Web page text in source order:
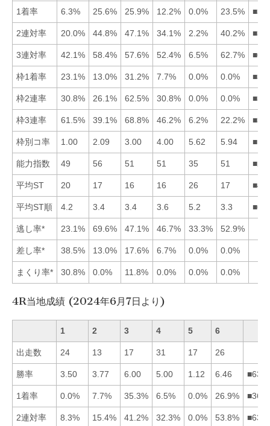
1着率 6.3% 25.6% 25.9% 12.2% 0.0% 23.5%
2連対率 20.0% 44.8% 47.1% 34.1% 2.2% 40.2%
3連対率 42.1% 58.4% 57.6% 52.4% 6.5% 62.7%
枠1着率 23.1% 13.0% 31.2% 7.7% 0.0% 0.0%
枠2連率 30.8% 26.1% 62.5% 30.8% 0.0% 0.0%
枠3連率 61.5% 39.1% 68.8% 46.2% 6.2% 22.2%
枠別コ率 1.00 2.09 3.00 4.00 5.62 5.94
能力指数 49 56 51 51 35 51
平均ST 20 17 16 16 26 17
平均ST順 4.2 3.4 3.4 3.6 5.2 3.3
逃し率* 23.1% 69.6% 47.1% 46.7% 33.3% 52.9%
差し率* 38.5% 13.0% 17.6% 6.7% 0.0% 0.0%
まくり率* 30.8% 0.0% 11.8% 0.0% 0.0% 0.0%
4R当地成績 (2024年6月7日より)
1 2 3 4 5 6
出走数 24 13 17 31 17 26
勝率 3.50 3.77 6.00 5.00 1.12 6.46
1着率 0.0% 7.7% 35.3% 6.5% 0.0% 26.9%
2連対率 8.3% 15.4% 41.2% 32.3% 0.0% 53.8%